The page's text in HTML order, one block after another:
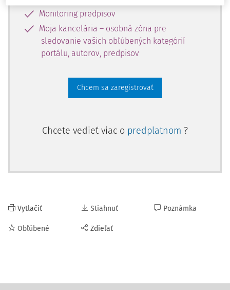
Monitoring predpisov
Moja kancelária – osobná zóna pre
sledovanie vašich obľúbených kategórií
portálu, autorov, predpisov
Chcem sa zaregistrovať
Chcete vedieť viac o predplatnom ?
Vytlačiť
Obľúbené
Stiahnuť
Zdieľať
Poznámka